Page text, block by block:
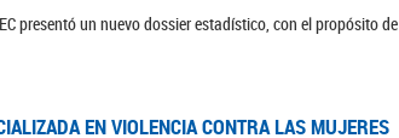
presentó un nuevo dossier estadístico, con el propósito de
EN VIOLENCIA CONTRA LAS MUJERES